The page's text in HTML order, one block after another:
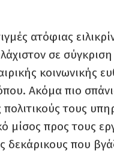
ατόφιας
σε
κοινωνικής
Ακόμα πιο
πολιτικούς τους
μίσος προς τους
δεκάρικους που